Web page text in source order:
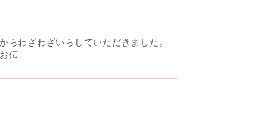
わざわざいらしていただきました。
伝